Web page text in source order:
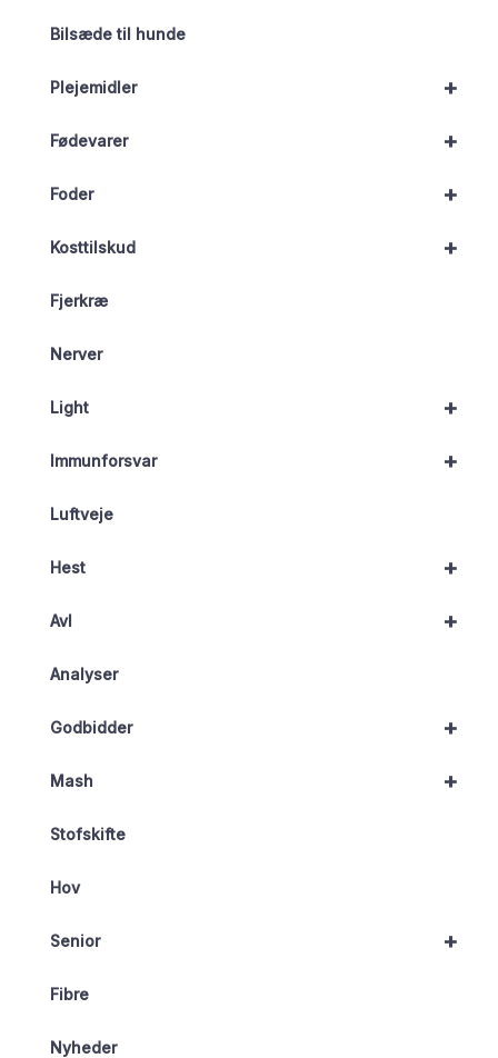
Bilsæde til hunde
+
Plejemidler
+
Fødevarer
+
Foder
+
Kosttilskud
Fjerkræ
Nerver
+
Light
+
Immunforsvar
Luftveje
+
Hest
+
Avl
Analyser
+
Godbidder
+
Mash
Stofskifte
Hov
+
Senior
Fibre
Nyheder